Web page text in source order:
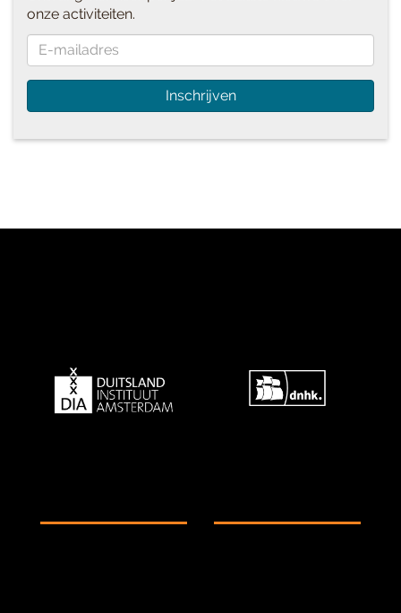
onze activiteiten.
Inschrijven